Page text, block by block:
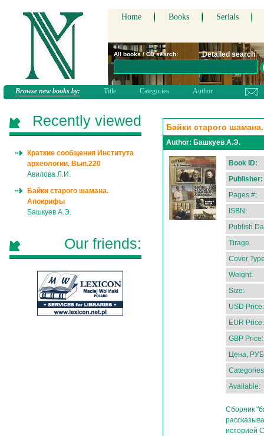
Home Books Serials
All books / CD search: Detailed search
Browse new books by: Title Categories Author
Байки старого
Author: Башкуев А.Э.
Book ID:
Publisher:
Pages #:
ISBN:
Publish
Tirage
Cover
Weight:
Size:
USD Price:
EUR Price:
GBP Price:
Цена,
Available:
Сборник
историей
Recently viewed
Краткие сообщения Института
археологии. Вып.220
Авилова Л.И.
Байки старого шамана.
Апокрифы
Башкуев А.Э.
Our friends: